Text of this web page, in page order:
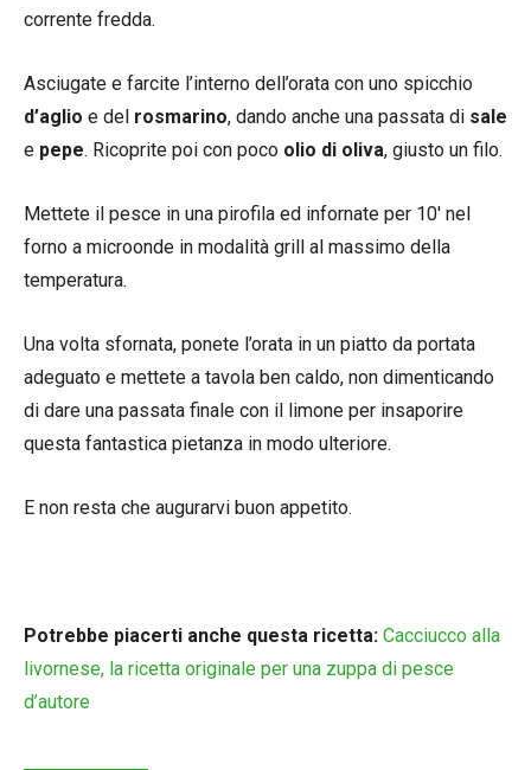
corrente fredda.
Asciugate e farcite l’interno dell’orata con uno spicchio
d’aglio e del rosmarino, dando anche una passata di sale
e pepe. Ricoprite poi con poco olio di oliva, giusto un filo.
Mettete il pesce in una pirofila ed infornate per 10′ nel
forno a microonde in modalità grill al massimo della
temperatura.
Una volta sfornata, ponete l’orata in un piatto da portata
adeguato e mettete a tavola ben caldo, non dimenticando
di dare una passata finale con il limone per insaporire
questa fantastica pietanza in modo ulteriore.
E non resta che augurarvi buon appetito.
Potrebbe piacerti anche questa ricetta: Cacciucco alla
livornese, la ricetta originale per una zuppa di pesce
d’autore